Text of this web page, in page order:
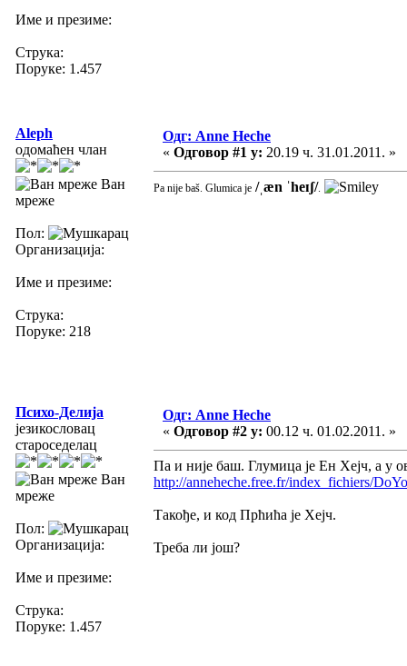
Име и презиме:
Струка:
Поруке: 1.457
Aleph
одомаћен члан
Ван
мреже
Пол:
Организација:
Име и презиме:
Струка:
Поруке: 218
Одг: Anne Heche
« Одговор #1 у: 20.19 ч. 31.01.2011. »
Pa nije baš. Glumica je /ˌæn ˈheɪʃ/.
Психо-Делија
језикословац
староседелац
Ван
мреже
Пол:
Организација:
Име и презиме:
Струка:
Поруке: 1.457
Одг: Anne Heche
« Одговор #2 у: 00.12 ч. 01.02.2011. »
Па и није баш. Глумица је Ен Хејч, а у
http://anneheche.free.fr/index_fichiers/
Такође, и код Прћића је Хејч.
Треба ли још?